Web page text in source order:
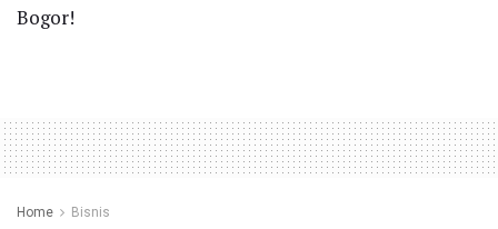
Bogor!
Home Bisnis